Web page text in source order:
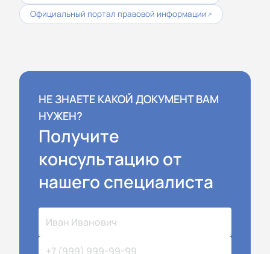
Официальный портал правовой информации ↗
НЕ ЗНАЕТЕ КАКОЙ ДОКУМЕНТ ВАМ
НУЖЕН?
Получите
консультацию от
нашего специалиста